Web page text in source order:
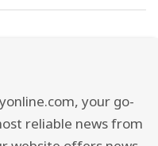
your go-
reliable news from